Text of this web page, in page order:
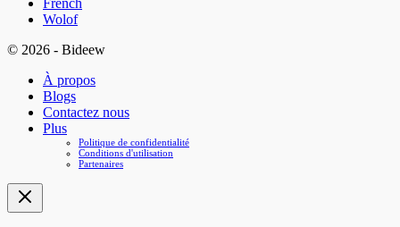
Wolof
© 2026 - Bideew
À propos
Blogs
Contactez nous
Plus
Politique de confidentialité
Conditions d'utilisation
Partenaires